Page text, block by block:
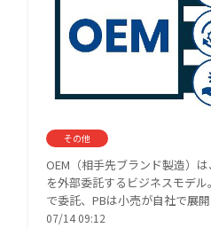
その他
OEM（相手先ブランド製造）
を外部委託するビジネスモデ
で委託、PBは小売が自社で展
OEMが活用されます。初期投資
07/14 09:12